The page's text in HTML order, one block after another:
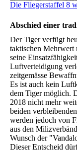
Die Fliegerstaffel 8
Abschied einer
Der Tiger verfügt
taktischen Mehrwert
seine
Luftverteidigung
zeitgemässe
Es ist auch kein
dem Tiger möglich.
2018 nicht mehr
beiden
werden jedoch von
aus den
Wunsch der
Dieser Entscheid